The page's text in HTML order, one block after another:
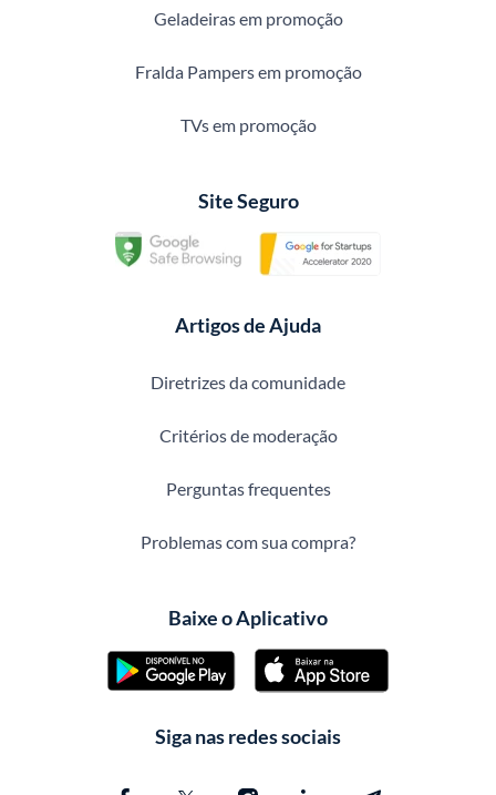
Geladeiras em promoção
Fralda Pampers em promoção
TVs em promoção
Site Seguro
Artigos de Ajuda
Diretrizes da comunidade
Critérios de moderação
Perguntas frequentes
Problemas com sua compra?
Baixe o Aplicativo
Siga nas redes sociais